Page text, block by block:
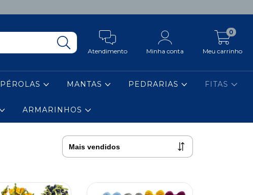
Atendimento Minha conta Meu carrinho
0
PÉROLAS MANTAS PEDRARIAS FITAS
ARMARINHOS